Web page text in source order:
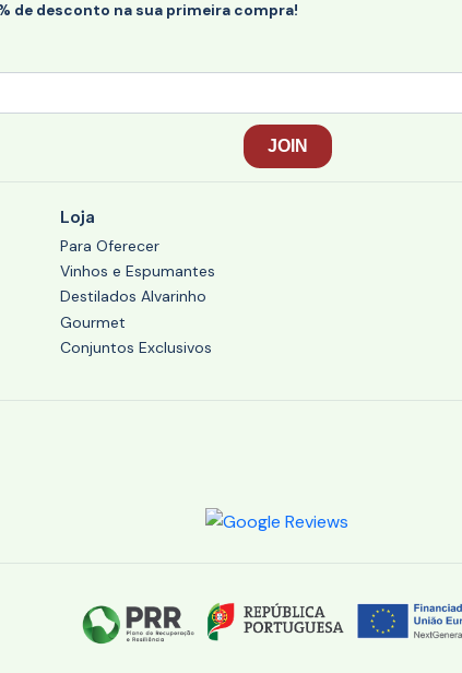
de desconto na sua primeira compra!
Loja
Para Oferecer
Vinhos e Espumantes
Destilados Alvarinho
Gourmet
Conjuntos Exclusivos